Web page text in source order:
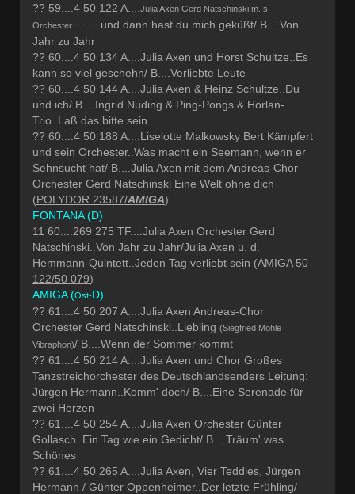
?? 59....4 50 122 A....
Julia Axen Gerd Natschinski m. s.
Orchester
.. . . . und dann hast du mich geküßt/ B....Von
Jahr zu Jahr
?? 60....4 50 134 A....Julia Axen und Horst Schultze..Es
kann so viel geschehn/ B....Verliebte Leute
?? 60....4 50 144 A....Julia Axen & Heinz Schultze..Du
und ich/ B....Ingrid Nuding & Ping-Pongs & Horlan-
Trio..Laß das bitte sein
?? 60....4 50 188 A....Liselotte Malkowsky Bert Kämpfert
und sein Orchester..Was macht ein Seemann, wenn er
Sehnsucht hat/ B....Julia Axen mit dem Andreas-Chor
Orchester Gerd Natschinski Eine Welt ohne dich
(POLYDOR 23587/AMIGA)
FONTANA (D)
11 60....269 275 TF....Julia Axen Orchester Gerd
Natschinski..Von Jahr zu Jahr/Julia Axen u. d.
Hemmann-Quintett..Jeden Tag verliebt sein (AMIGA 50
122/50 079)
AMIGA (Ost-D)
?? 61....4 50 207 A....Julia Axen Andreas-Chor
Orchester Gerd Natschinski..Liebling (Siegfried Möhle
Vibraphon)/ B....Wenn der Sommer kommt
?? 61....4 50 214 A....Julia Axen und Chor Großes
Tanzstreichorchester des Deutschlandsenders Leitung:
Jürgen Hermann..Komm' doch/ B....Eine Serenade für
zwei Herzen
?? 61....4 50 254 A....Julia Axen Orchester Günter
Gollasch..Ein Tag wie ein Gedicht/ B....Träum' was
Schönes
?? 61....4 50 265 A....Julia Axen, Vier Teddies, Jürgen
Hermann / Günter Oppenheimer..Der letzte Frühling/